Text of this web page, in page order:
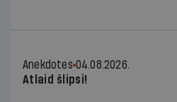
Anekdotes 04.08.2026.
Atlaid šlipsi!